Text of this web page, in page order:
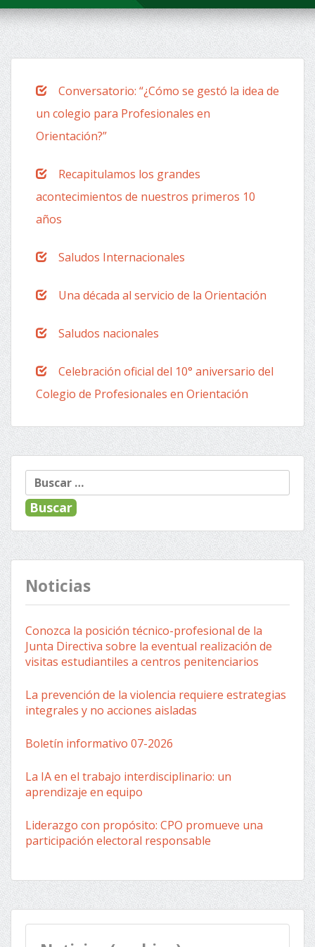
Conversatorio: “¿Cómo se gestó la idea de
un colegio para Profesionales en
Orientación?”
Recapitulamos los grandes
acontecimientos de nuestros primeros 10
años
Saludos Internacionales
Una década al servicio de la Orientación
Saludos nacionales
Celebración oficial del 10° aniversario del
Colegio de Profesionales en Orientación
Buscar:
Noticias
Conozca la posición técnico-profesional de la
Junta Directiva sobre la eventual realización de
visitas estudiantiles a centros penitenciarios
La prevención de la violencia requiere estrategias
integrales y no acciones aisladas
Boletín informativo 07-2026
La IA en el trabajo interdisciplinario: un
aprendizaje en equipo
Liderazgo con propósito: CPO promueve una
participación electoral responsable